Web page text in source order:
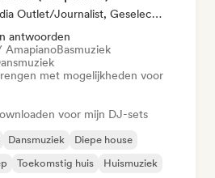
Booker, Media Outlet/Journalist, Geselecteerde DJ
antwoorden
AmapianoBasmuziek
met mogelijkheden voor
voor mijn DJ-sets
Dansmuziek
Diepe house
Toekomstig huis Huismuziek